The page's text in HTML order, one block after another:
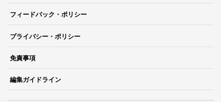
フィードバック・ポリシー
プライバシー・ポリシー
免責事項
編集ガイドライン